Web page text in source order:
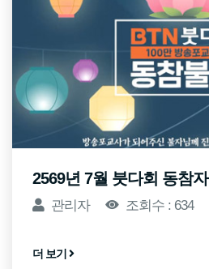
2569년 7월 붓다회 동참자
관리자 조회수 : 634
더 보기